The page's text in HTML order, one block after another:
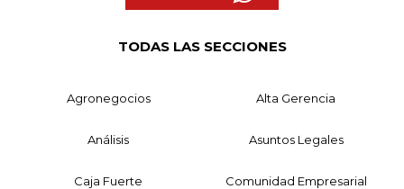
TODAS LAS SECCIONES
Agronegocios Alta Gerencia
Análisis Asuntos Legales
Caja Fuerte Comunidad Empresarial